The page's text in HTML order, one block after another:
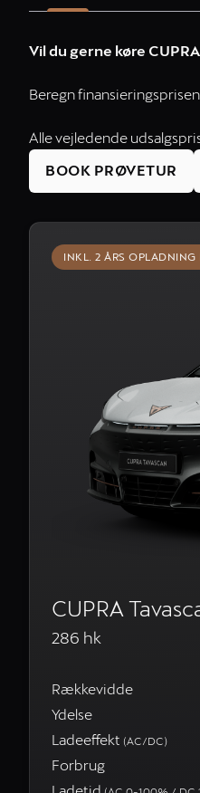
Vil du gerne køre
Beregn
Alle vejledende
BOOK PRØVETUR
INKL. 2 ÅRS OPLADNING
CUPRA
286 hk
Rækkevidde
Ydelse
Ladeeffekt (AC/DC)
Forbrug